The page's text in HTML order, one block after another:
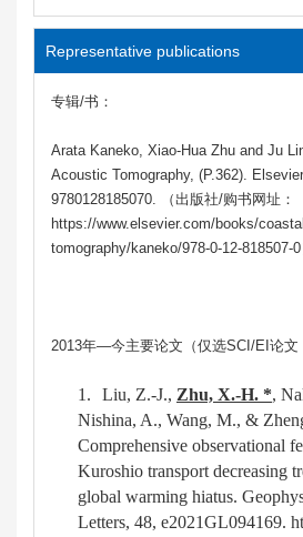
Representative publications
专辑/书：
Arata Kaneko, Xiao-Hua Zhu and Ju
Acoustic Tomography, (P.362).
9780128185070. （出版社/购书网址：
https://www.elsevier.com/books/
tomography/kaneko/978-0-12-818507-0
2013年—今主要论文（仅选SCI/EI论文
1. Liu, Z.-J., Zhu, X.-H. *,
Nishina, A., Wang, M., &
Comprehensive observational
Kuroshio transport decreasing
global warming hiatus.
Letters, 48, e2021GL094169.